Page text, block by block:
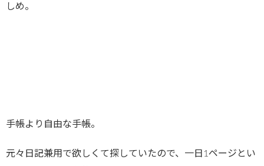
しめ。
手帳より自由な手帳。
元々日記兼用で欲しくて探していたので、一日1ページとい